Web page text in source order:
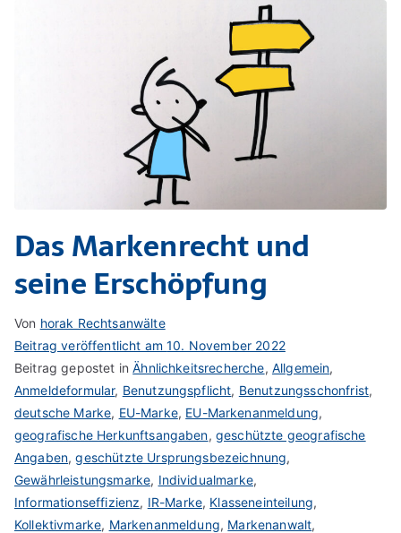
Das Markenrecht und
seine Erschöpfung
Von horak Rechtsanwälte
Beitrag veröffentlicht am10. November 2022
Beitrag gepostet inÄhnlichkeitsrecherche, Allgemein,
Anmeldeformular, Benutzungspflicht, Benutzungsschonfrist,
deutsche Marke, EU-Marke, EU-Markenanmeldung,
geografische Herkunftsangaben, geschützte geografische
Angaben,geschützte Ursprungsbezeichnung,
Gewährleistungsmarke, Individualmarke,
Informationseffizienz, IR-Marke, Klasseneinteilung,
Kollektivmarke, Markenanmeldung, Markenanwalt,